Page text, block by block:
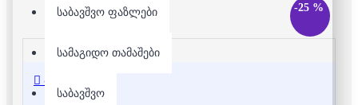
საბავშვო ფაზლები
სამაგიდო თამაშები
საბავშვო
-25 %
აღწერა